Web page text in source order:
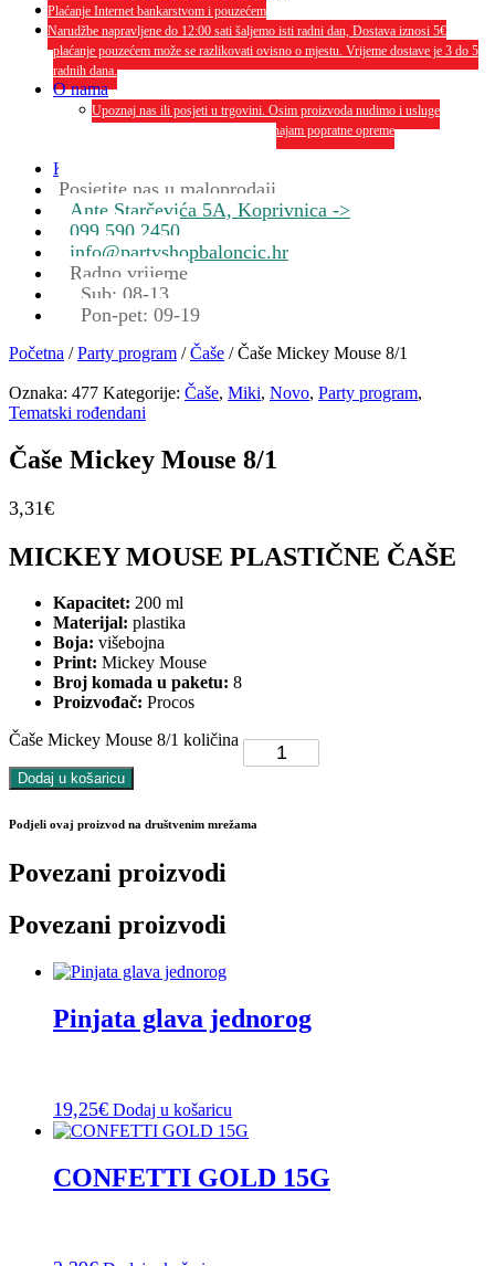
Plaćanje Internet bankarstvom i pouzećem
Narudžbe napravljene do 12:00 sati šaljemo isti radni dan, Dostava iznosi 5€
plaćanje pouzećem može se razlikovati ovisno o mjestu. Vrijeme dostave je 3 do 5
radnih dana.
O nama
Upoznaj nas ili posjeti u trgovini. Osim proizvoda nudimo i usluge
dekoriranja interijera i eksterija te najam popratne opreme
Kontakt
Posjetite nas u maloprodaji
Ante Starčevića 5A, Koprivnica ->
099 590 2450
info@partyshopbaloncic.hr
Radno vrijeme
Sub: 08-13
Pon-pet: 09-19
Početna /Party program /Čaše / Čaše Mickey Mouse 8/1
Oznaka: 477 Kategorije: Čaše, Miki, Novo, Party program,
Tematski rođendani
Čaše Mickey Mouse 8/1
3,31€
MICKEY MOUSE PLASTIČNE ČAŠE
Kapacitet: 200 ml
Materijal: plastika
Boja: višebojna
Print: Mickey Mouse
Broj komada u paketu: 8
Proizvođač: Procos
Čaše Mickey Mouse 8/1 količina
Dodaj u košaricu
Podjeli ovaj proizvod na društvenim mrežama
Povezani proizvodi
Povezani proizvodi
Pinjata glava jednorog
19,25€ Dodaj u košaricu
CONFETTI GOLD 15G